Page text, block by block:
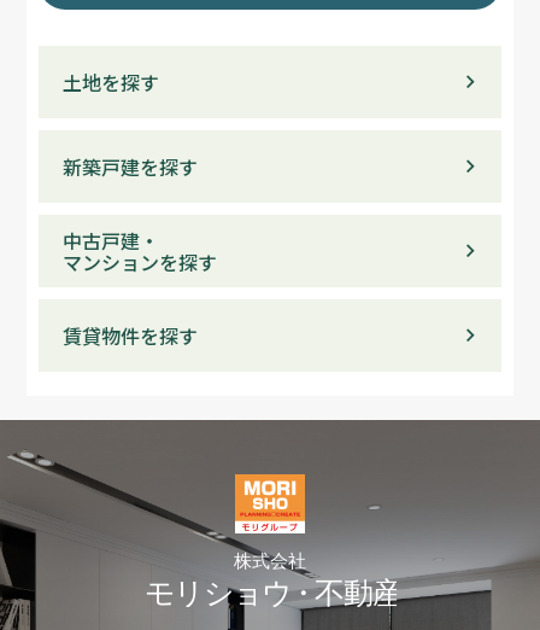
土地を探す
新築戸建を探す
中古戸建・
マンションを探す
賃貸物件を探す